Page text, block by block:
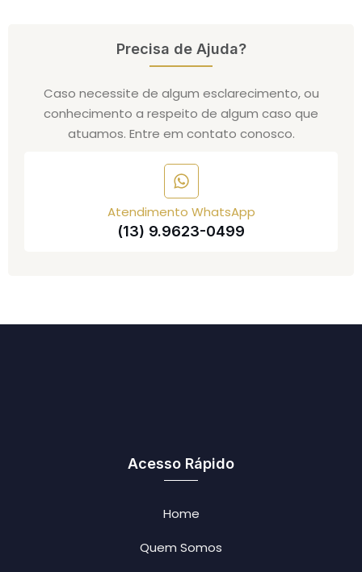
Precisa de Ajuda?
Caso necessite de algum esclarecimento, ou
conhecimento a respeito de algum caso que
atuamos. Entre em contato conosco.
Atendimento WhatsApp
(13) 9.9623-0499
Acesso Rápido
Home
Quem Somos